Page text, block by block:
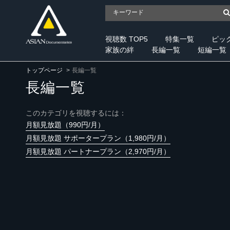
視聴数 TOP5 特集一覧
ピッ
家族の絆
長編一覧 短編一覧
トップページ 長編一覧
長編一覧
このカテゴリを視聴するには：
月額見放題（990円/月）
月額見放題 サポータープラン（1,980円/月）
月額見放題 パートナープラン（2,970円/月）